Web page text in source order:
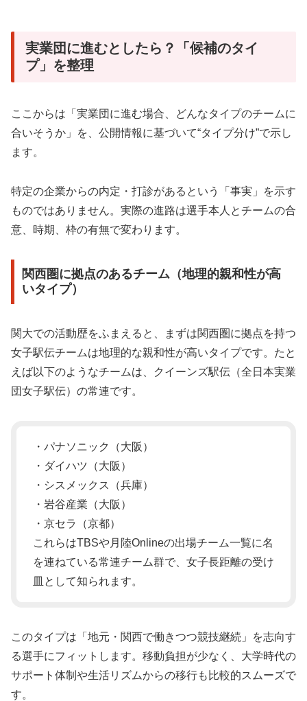
実業団に進むとしたら？「候補のタイ
プ」を整理
ここからは「実業団に進む場合、どんなタイプのチームに
合いそうか」を、公開情報に基づいて“タイプ分け”で示し
ます。
特定の企業からの内定・打診があるという「事実」を示す
ものではありません。実際の進路は選手本人とチームの合
意、時期、枠の有無で変わります。
関西圏に拠点のあるチーム（地理的親和性が高
いタイプ）
関大での活動歴をふまえると、まずは関西圏に拠点を持つ
女子駅伝チームは地理的な親和性が高いタイプです。たと
えば以下のようなチームは、クイーンズ駅伝（全日本実業
団女子駅伝）の常連です。
・パナソニック（大阪）
・ダイハツ（大阪）
・シスメックス（兵庫）
・岩谷産業（大阪）
・京セラ（京都）
これらはTBSや月陸Onlineの出場チーム一覧に名
を連ねている常連チーム群で、女子長距離の受け
皿として知られます。
このタイプは「地元・関西で働きつつ競技継続」を志向す
る選手にフィットします。移動負担が少なく、大学時代の
サポート体制や生活リズムからの移行も比較的スムーズで
す。